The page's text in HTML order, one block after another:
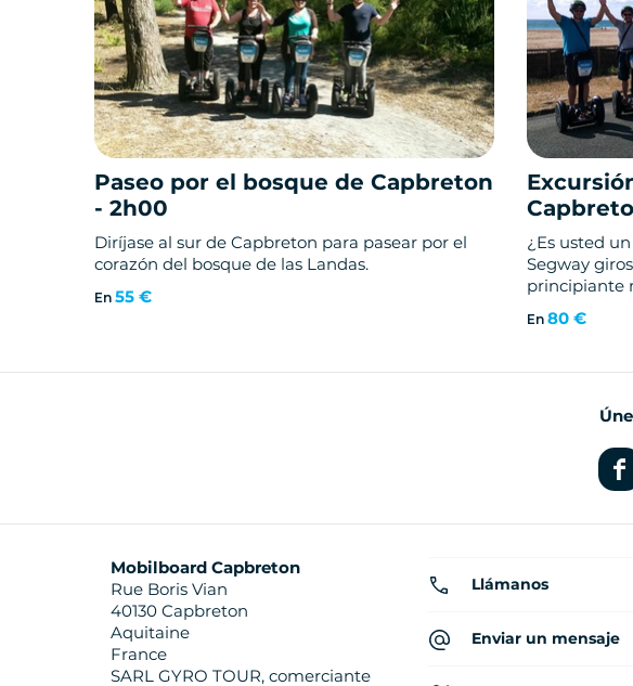
Paseo por el bosque de Capbreton
- 2h00
Diríjase al sur de Capbreton para pasear por el
corazón del bosque de las Landas.
En 55 €
¿Es usted
Segway
principiante
expedición
En80 €
Mobilboard Capbreton
Rue Boris Vian
40130 Capbreton
Aquitaine
France
SARL GYRO TOUR, comerciante
Llámanos
Enviar un mensaje